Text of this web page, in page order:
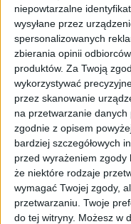
niepowtarzalne
wysyłane przez
spersonalizowanych
zbierania opinii
produktów. Za Twoją
wykorzystywać
przez skanowanie
na przetwarzanie
zgodnie z opisem
bardziej szczegółowych
przed wyrażeniem zgody
że niektóre rodzaje
wymagać Twojej zgody,
przetwarzaniu. Twoje
do tej witryny. Możesz w
W badaniu
Tematy:ecommerce